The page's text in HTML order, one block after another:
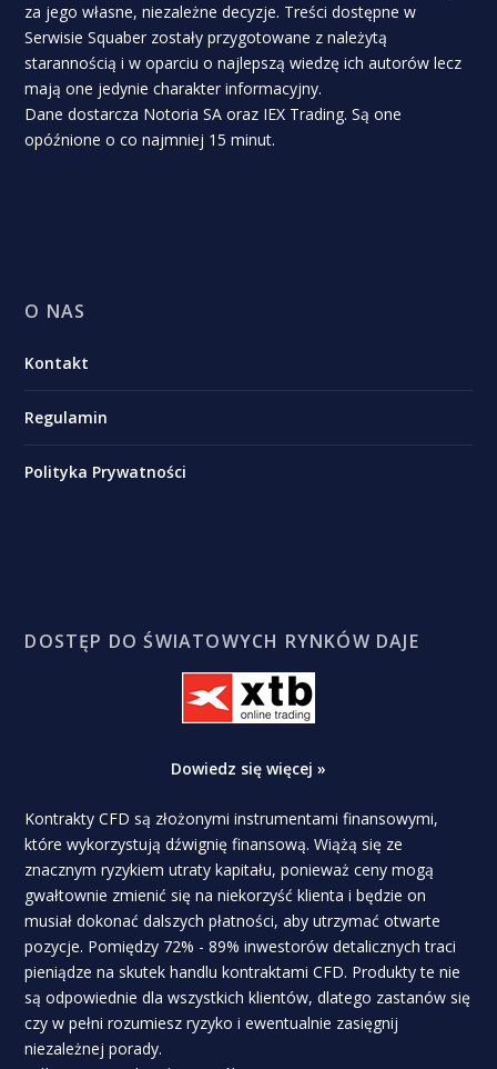
za jego własne, niezależne decyzje. Treści dostępne w
Serwisie Squaber zostały przygotowane z należytą
starannością i w oparciu o najlepszą wiedzę ich autorów lecz
mają one jedynie charakter informacyjny.
Dane dostarcza Notoria SA oraz IEX Trading. Są one
opóźnione o co najmniej 15 minut.
O NAS
Kontakt
Regulamin
Polityka Prywatności
DOSTĘP DO ŚWIATOWYCH RYNKÓW DAJE
Dowiedz się więcej »
Kontrakty CFD są złożonymi instrumentami finansowymi,
które wykorzystują dźwignię finansową. Wiążą się ze
znacznym ryzykiem utraty kapitału, ponieważ ceny mogą
gwałtownie zmienić się na niekorzyść klienta i będzie on
musiał dokonać dalszych płatności, aby utrzymać otwarte
pozycje. Pomiędzy 72% - 89% inwestorów detalicznych traci
pieniądze na skutek handlu kontraktami CFD. Produkty te nie
są odpowiednie dla wszystkich klientów, dlatego zastanów się
czy w pełni rozumiesz ryzyko i ewentualnie zasięgnij
niezależnej porady.